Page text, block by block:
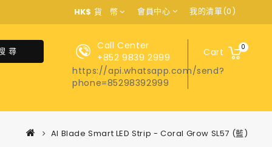
HK$ 貨 幣 會員中心 我的清單(0)
Cart 0
Call Center
+852 9839 2999
https://api.whatsapp.com/send?
phone=85298392999
尋
AI Blade Smart LED Strip - Coral Grow SL57 (藍)